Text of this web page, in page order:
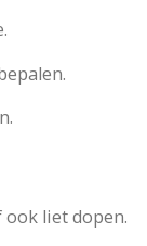
liet dopen.